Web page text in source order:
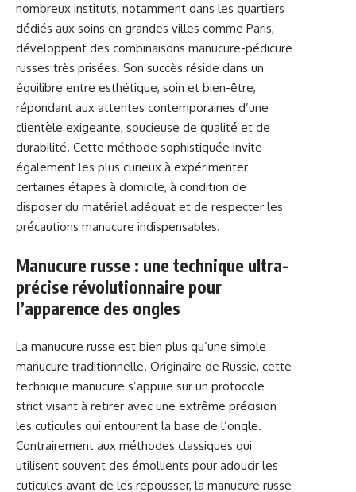
nombreux instituts, notamment dans les quartiers
dédiés aux soins en grandes villes comme Paris,
développent des combinaisons manucure-pédicure
russes très prisées. Son succès réside dans un
équilibre entre esthétique, soin et bien-être,
répondant aux attentes contemporaines d’une
clientèle exigeante, soucieuse de qualité et de
durabilité. Cette méthode sophistiquée invite
également les plus curieux à expérimenter
certaines étapes à domicile, à condition de
disposer du matériel adéquat et de respecter les
précautions manucure indispensables.
Manucure russe : une technique ultra-
précise révolutionnaire pour
l’apparence des ongles
La manucure russe est bien plus qu’une simple
manucure traditionnelle. Originaire de Russie, cette
technique manucure s’appuie sur un protocole
strict visant à retirer avec une extrême précision
les cuticules qui entourent la base de l’ongle.
Contrairement aux méthodes classiques qui
utilisent souvent des émollients pour adoucir les
cuticules avant de les repousser, la manucure russe